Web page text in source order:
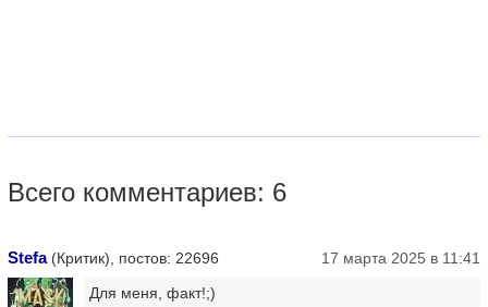
Всего комментариев: 6
Stefa(Критик), постов: 22696 17 марта 2025 в 11:41
Для меня, факт!;)